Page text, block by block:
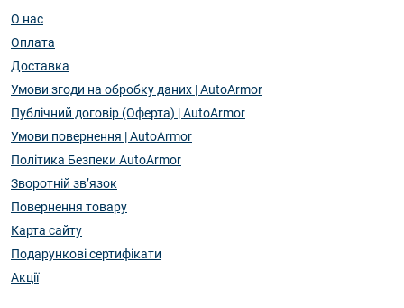
О нас
Оплата
Доставка
Умови згоди на обробку даних | AutoArmor
Публічний договір (Оферта) | AutoArmor
Умови повернення | AutoArmor
Політика Безпеки AutoArmor
Зворотній зв’язок
Повернення товару
Карта сайту
Подарункові сертифікати
Акції